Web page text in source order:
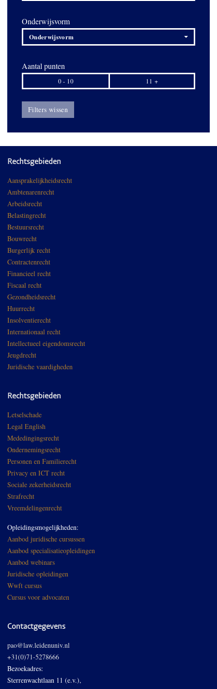
Onderwijsvorm
Onderwijsvorm
Aantal punten
0 - 10 11 +
Filters wissen
Rechtsgebieden
Aansprakelijkheidsrecht
Ambtenarenrecht
Arbeidsrecht
Belastingrecht
Bestuursrecht
Bouwrecht
Burgerlijk recht
Contractenrecht
Financieel recht
Fiscaal recht
Gezondheidsrecht
Huurrecht
Insolventierecht
Internationaal recht
Intellectueel eigendomsrecht
Jeugdrecht
Juridische vaardigheden
Rechtsgebieden
Letselschade
Legal English
Mededingingsrecht
Ondernemingsrecht
Personen en Familierecht
Privacy en ICT recht
Sociale zekerheidsrecht
Strafrecht
Vreemdelingenrecht
Opleidingsmogelijkheden:
Aanbod juridische cursussen
Aanbod specialisatieopleidingen
Aanbod webinars
Juridische opleidingen
Wwft cursus
Cursus voor advocaten
Contactgegevens
pao@law.leidenuniv.nl
+31(0)71-5278666
Bezoekadres:
Sterrenwachtlaan 11 (e.v.),